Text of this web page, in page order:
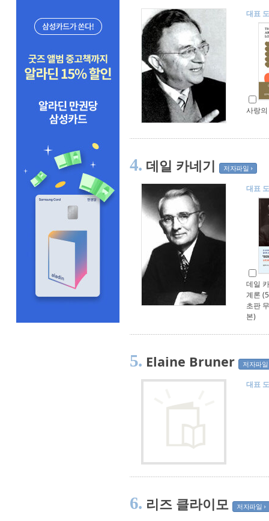
대표
사랑
4. 데일 카네기 저자파일
대표
데일
계론
초판
본)
5. Elaine Bruner 저자파일
대표
6. 리즈 클라이모 저자파일